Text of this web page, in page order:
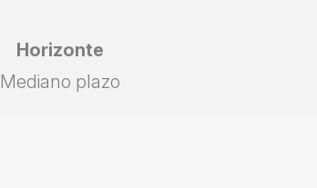
Horizonte
Mediano plazo